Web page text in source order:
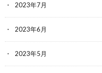
2023年7月
2023年6月
2023年5月